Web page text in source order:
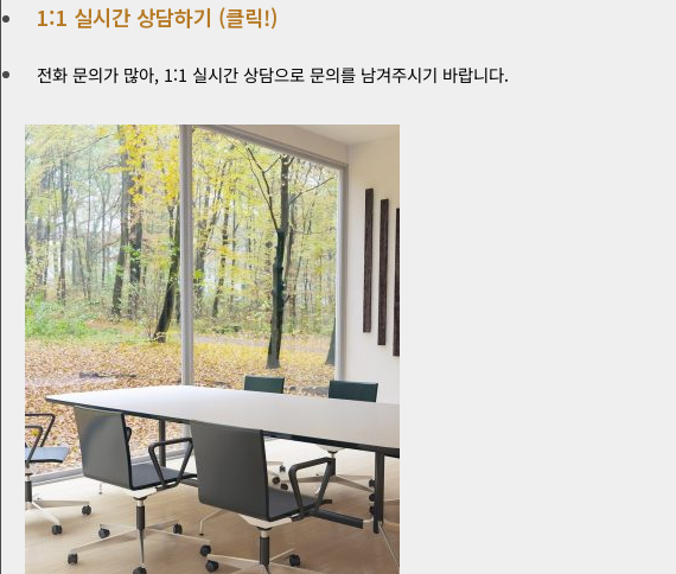
1:1 실시간 상담하기 (클릭!)
전화 문의가 많아, 1:1 실시간 상담으로 문의를 남겨주시기 바랍니다.